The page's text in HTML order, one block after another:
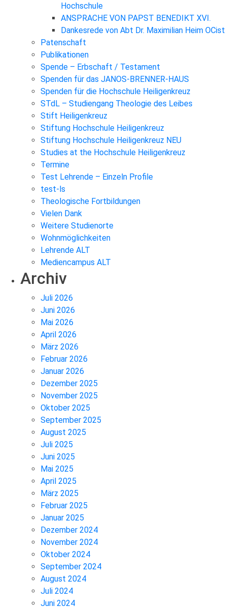
Hochschule
ANSPRACHE VON PAPST BENEDIKT XVI.
Dankesrede von Abt Dr. Maximilian Heim OCist
Patenschaft
Publikationen
Spende – Erbschaft / Testament
Spenden für das JANOS-BRENNER-HAUS
Spenden für die Hochschule Heiligenkreuz
STdL – Studiengang Theologie des Leibes
Stift Heiligenkreuz
Stiftung Hochschule Heiligenkreuz
Stiftung Hochschule Heiligenkreuz NEU
Studies at the Hochschule Heiligenkreuz
Termine
Test Lehrende – Einzeln Profile
test-ls
Theologische Fortbildungen
Vielen Dank
Weitere Studienorte
Wohnmöglichkeiten
Lehrende ALT
Mediencampus ALT
Archiv
Juli 2026
Juni 2026
Mai 2026
April 2026
März 2026
Februar 2026
Januar 2026
Dezember 2025
November 2025
Oktober 2025
September 2025
August 2025
Juli 2025
Juni 2025
Mai 2025
April 2025
März 2025
Februar 2025
Januar 2025
Dezember 2024
November 2024
Oktober 2024
September 2024
August 2024
Juli 2024
Juni 2024